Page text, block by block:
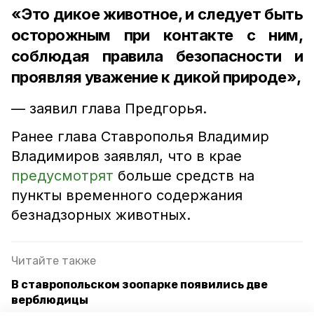
«Это дикое животное, и следует быть
осторожным при контакте с ним,
соблюдая правила безопасности и
проявляя уважение к дикой природе»,
— заявил глава Предгорья.
Ранее глава Ставрополья Владимир
Владимиров заявлял, что в крае
предусмотрят больше средств на
пункты временного содержания
безнадзорных животных.
Читайте также
В ставропольском зоопарке появились две
верблюдицы